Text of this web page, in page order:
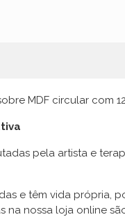
MDF circular com
pela artista e
e têm vida própria,
na nossa loja online